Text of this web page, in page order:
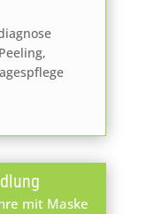
mit Maske